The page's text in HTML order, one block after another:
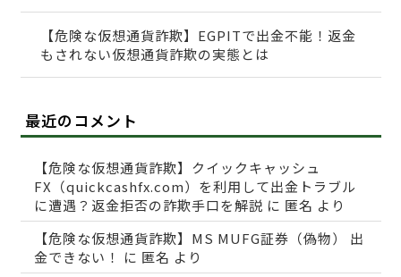
【危険な仮想通貨詐欺】EGPITで出金不能！返金
もされない仮想通貨詐欺の実態とは
最近のコメント
【危険な仮想通貨詐欺】クイックキャッシュ
FX（quickcashfx.com）を利用して出金トラブル
に遭遇？返金拒否の詐欺手口を解説 に 匿名 より
【危険な仮想通貨詐欺】MS MUFG証券（偽物） 出
金できない！
に 匿名 より